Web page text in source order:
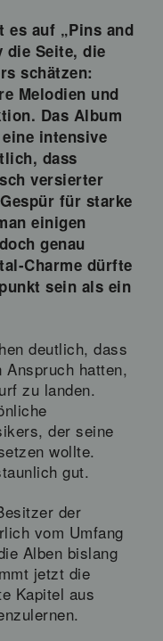
es auf „Pins and
die Seite, die
schätzen:
Melodien und
Das Album
intensive
dass
versierter
für starke
einigen
genau
Charme dürfte
sein als ein
deutlich, dass
hatten,
zu landen.
der seine
wollte.
gut.
der
vom Umfang
Alben bislang
jetzt die
Kapitel aus